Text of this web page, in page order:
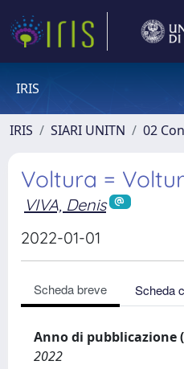
IRIS
IRIS SIARI UNITN 02
Voltura =
VIVA, Denis
2022-01-01
Scheda breve Scheda
Anno di pubblicazione
2022